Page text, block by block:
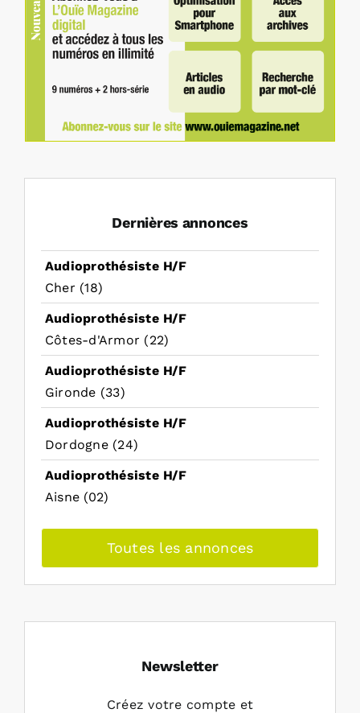
Dernières annonces
Audioprothésiste H/F
Cher (18)
Audioprothésiste H/F
Côtes-d'Armor (22)
Audioprothésiste H/F
Gironde (33)
Audioprothésiste H/F
Dordogne (24)
Audioprothésiste H/F
Aisne (02)
Toutes les annonces
Newsletter
Créez votre compte et